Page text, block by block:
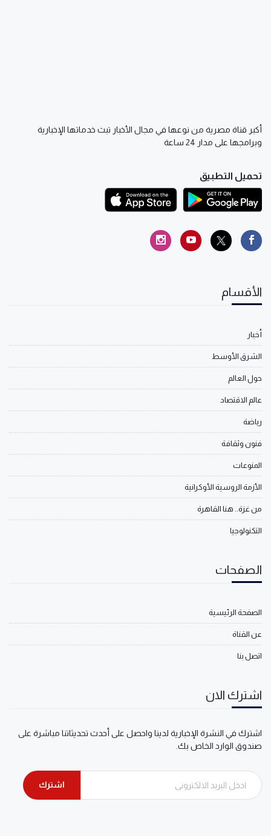
أكبر قناة مصرية من نوعها في مجال الأخبار تبث خدماتها الإخبارية
وبرامجها على مدار 24 ساعة
تحميل التطبيق
الأقسام
أخبار
الشرق الأوسط
حول العالم
عالم الاقتصاد
رياضة
فنون وثقافة
المنوعات
الأزمة الروسية الأوكرانية
من غزة.. هنا القاهرة
التكنولوجيا
الصفحات
الصفحة الرئيسية
عن القناة
اتصل بنا
اشترك الان
اشترك في النشرة الإخبارية لدينا واحصل على أحدث تحديثاتنا مباشرة على
صندوق الوارد الخاص بك.
اشترك